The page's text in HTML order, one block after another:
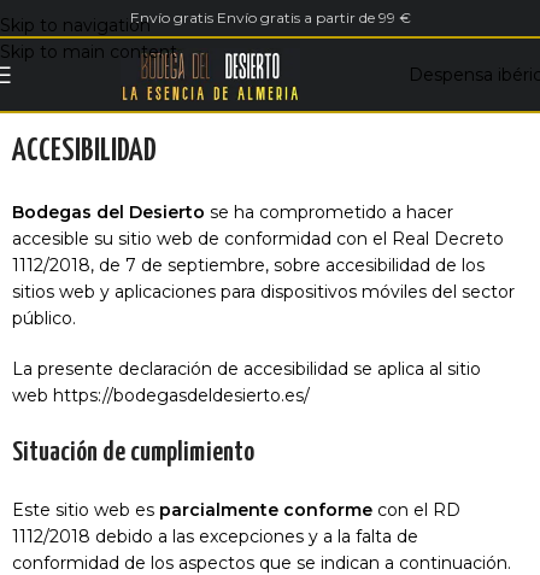
Skip to navigation
Skip to main content
Envío gratis Envío gratis a partir de 99 €
Despensa
ACCESIBILIDAD
Bodegas del Desierto se ha comprometido a hacer
accesible su sitio web de conformidad con el Real Decreto
1112/2018, de 7 de septiembre, sobre accesibilidad de los
sitios web y aplicaciones para dispositivos móviles del sector
público.
La presente declaración de accesibilidad se aplica al sitio
web https://bodegasdeldesierto.es/
Situación de cumplimiento
Este sitio web es parcialmente conforme con el RD
1112/2018 debido a las excepciones y a la falta de
conformidad de los aspectos que se indican a continuación.